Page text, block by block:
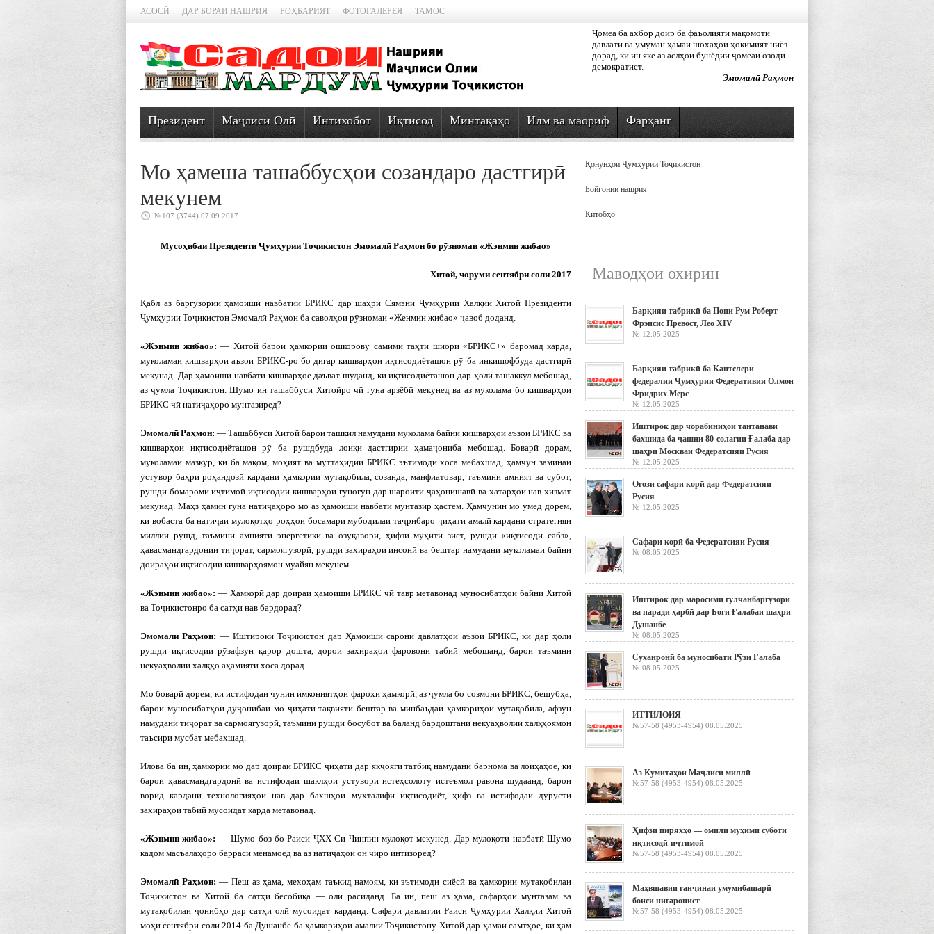
АСОСӢ ДАР БОРАИ НАШРИЯ РОҲБАРИЯТ ФОТОГАЛЕРЕЯ ТАМОС
Ҷомеа ба ахбор доир ба фаъолияти мақомоти
давлатӣ ва умуман ҳамаи шохаҳои ҳокимият ниёз
дорад, ки ин яке аз аслҳои бунёдии ҷомеаи озоди
демократист.
Эмомалӣ Раҳмон
Президент Маҷлиси Олӣ Интихобот Иқтисод Минтақаҳо Илм ва маориф Фарҳанг
Мо ҳамеша ташаббусҳои созандаро дастгирӣ
мекунем
№107 (3744) 07.09.2017
Мусоҳибаи Президенти Ҷумҳурии Тоҷикистон Эмомалӣ Раҳмон бо рӯзномаи «Жэнмин жибао»
Хитой, чоруми сентябри соли 2017
Қабл аз баргузории ҳамоиши навбатии БРИКС дар шаҳри Сямэни Ҷумҳурии Халқии Хитой Президенти
Ҷумҳурии Тоҷикистон Эмомалӣ Раҳмон ба саволҳои рӯзномаи «Женмин жибао» ҷавоб доданд.
«Жэнмин жибао»: — Хитой барои ҳамкории ошкорову самимӣ таҳти шиори «БРИКС+» баромад карда,
муколамаи кишварҳои аъзои БРИКС-ро бо дигар кишварҳои иқтисодиёташон рӯ ба инкишофбуда дастгирӣ
мекунад. Дар ҳамоиши навбатӣ кишварҳое даъват шуданд, ки иқтисодиёташон дар ҳоли ташаккул мебошад,
аз ҷумла Тоҷикистон. Шумо ин ташаббуси Хитойро чӣ гуна арзёбӣ мекунед ва аз муколама бо кишварҳои
БРИКС чӣ натиҷаҳоро мунтазиред?
Эмомалӣ Раҳмон: — Ташаббуси Хитой барои ташкил намудани муколама байни кишварҳои аъзои БРИКС ва
кишварҳои иқтисодиёташон рӯ ба рушдбуда лоиқи дастгирии ҳамаҷониба мебошад. Боварӣ дорам,
муколамаи мазкур, ки ба мақом, моҳият ва муттаҳидии БРИКС эътимоди хоса мебахшад, ҳамчун заминаи
устувор баҳри роҳандозӣ кардани ҳамкории мутақобила, созанда, манфиатовар, таъмини амният ва субот,
рушди бомароми иҷтимоӣ-иқтисодии кишварҳои гуногун дар шароити ҷаҳонишавӣ ва хатарҳои нав хизмат
мекунад. Маҳз ҳамин гуна натиҷаҳоро мо аз ҳамоиши навбатӣ мунтазир ҳастем. Ҳамчунин мо умед дорем,
ки вобаста ба натиҷаи мулоқотҳо роҳҳои босамари мубодилаи таҷрибаро ҷиҳати амалӣ кардани стратегияи
миллии рушд, таъмини амнияти энергетикӣ ва озуқаворӣ, ҳифзи муҳити зист, рушди «иқтисоди сабз»,
ҳавасманд­гардонии тиҷорат, сармоягузорӣ, рушди захираҳои инсонӣ ва бештар намудани муколамаи байни
доираҳои иқтисодии кишварҳоямон муайян мекунем.
«Жэнмин жибао»: — Ҳамкорӣ дар доираи ҳамоиши БРИКС чӣ тавр метавонад муносибатҳои байни Хитой
ва Тоҷикистонро ба сатҳи нав бардорад?
Эмомалӣ Раҳмон: — Иштироки Тоҷикистон дар Ҳамоиши сарони давлатҳои аъзои БРИКС, ки дар ҳоли
рушди иқтисодии рӯзафзун қарор дошта, дорои захираҳои фаровони табиӣ мебошанд, барои таъмини
некуаҳволии халқҳо аҳамияти хоса дорад.
Мо боварӣ дорем, ки истифодаи чунин имкониятҳои фарохи ҳамкорӣ, аз ҷумла бо созмони БРИКС, бешубҳа,
барои муносибатҳои дуҷонибаи мо ҷиҳати тақвияти бештар ва минбаъдаи ҳамкориҳои мутақобила, афзун
намудани тиҷорат ва сармоягузорӣ, таъмини рушди босубот ва баланд бардоштани некуаҳволии халқҳоямон
таъсири мусбат мебахшад.
Илова ба ин, ҳамкории мо дар доираи БРИКС ҷиҳати дар якҷоягӣ татбиқ намудани барнома ва лоиҳаҳое, ки
барои ҳавасмандгардонӣ ва истифодаи шаклҳои устувори истеҳсолоту истеъмол равона шудаанд, барои
ворид кардани технологияҳои нав дар бахшҳои мухталифи иқтисодиёт, ҳифз ва истифодаи дурусти
захираҳои табиӣ мусоидат карда метавонад.
«Жэнмин жибао»: — Шумо боз бо Раиси ҶХХ Си Ҷинпин мулоқот мекунед. Дар мулоқоти навбатӣ Шумо
кадом масъалаҳоро баррасӣ менамоед ва аз натиҷаҳои он чиро интизоред?
Эмомалӣ Раҳмон: — Пеш аз ҳама, мехоҳам таъкид намоям, ки эътимоди сиёсӣ ва ҳамкории мутақобилаи
Тоҷикистон ва Хитой ба сатҳи бесобиқа — олӣ расиданд. Ба ин, пеш аз ҳама, сафарҳои мунтазам ва
мутақобилаи ҷонибҳо дар сатҳи олӣ мусоидат карданд. Сафари давлатии Раиси Ҷумҳурии Халқии Хитой
моҳи сентябри соли 2014 ба Душанбе ба ҳамкориҳои амалии Тоҷикистону Хитой дар ҳамаи самтҳое, ки ҳам
Қонунҳои Ҷумҳурии Тоҷикистон
Бойгонии нашрия
Китобҳо
Маводҳои охирин
Барқияи табрикӣ ба Попи Рум Роберт
Фрэнсис Превост, Лео XIV
№ 12.05.2025
Барқияи табрикӣ ба Кантслери
федералии Ҷумҳурии Федеративии Олмон
Фридрих Мерс
№ 12.05.2025
Иштирок дар чорабиниҳои тантанавӣ
бахшида ба ҷашни 80-солагии Ғалаба дар
шаҳри Москваи Федератсияи Русия
№ 12.05.2025
Оғози сафари корӣ дар Федератсияи
Русия
№ 12.05.2025
Сафари корӣ ба Федератсияи Русия
№ 08.05.2025
Иштирок дар маросими гулчанбаргузорӣ
ва паради ҳарбӣ дар Боғи Ғалабаи шаҳри
Душанбе
№ 08.05.2025
Суханронӣ ба муносибати Рӯзи Ғалаба
№ 08.05.2025
ИТТИЛОИЯ
№57-58 (4953-4954) 08.05.2025
Аз Кумитаҳои Маҷлиси миллӣ
№57-58 (4953-4954) 08.05.2025
Ҳифзи пиряхҳо — омили муҳими суботи
иқтисодӣ-иҷтимоӣ
№57-58 (4953-4954) 08.05.2025
Маҳвшавии ганҷинаи умумибашарӣ
боиси нигаронист
№57-58 (4953-4954) 08.05.2025